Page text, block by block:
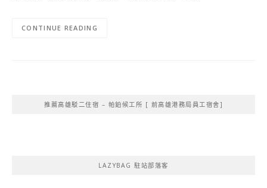
CONTINUE READING
推薦高雄駁二住宿 – 帕鉑候工所 [ 前高雄港務局員工宿舍]
LAZYBAG 駐站部落客